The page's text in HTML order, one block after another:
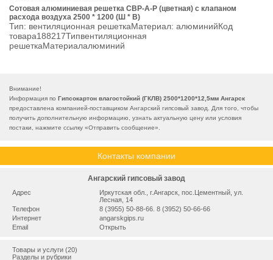
Сотовая алюминиевая решетка СВР-А-Р (цветная) с клапаном
расхода воздуха 2500 * 1200 (Ш * В)
Тип: вентиляционная решеткаМатериал: алюминийКод
товара188217Типвентиляционная
решеткаМатериалалюминий
Внимание!
Информация по Гипсокартон влагостойкий (ГКЛВ) 2500*1200*12,5мм Ангарск
предоставлена компанией-поставщиком Ангарский гипсовый завод. Для того, чтобы
получить дополнительную информацию, узнать актуальную цену или условия
постаки, нажмите ссылку «Отправить сообщение».
Контакты компании
Ангарский гипсовый завод
Адрес
Иркутская обл., г.Ангарск, пос.Цементный, ул.
Лесная, 14
Телефон
8 (3955) 50-88-66. 8 (3952) 50-66-66
Интернет
angarskgips.ru
Email
Открыть
Товары и услуги (20)
Разделы и рубрики